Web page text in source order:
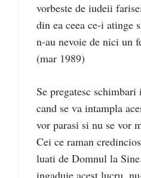
vorbeste de iudeii
din ea ceea ce-i atinge
n-au nevoie de nici un
(mar 1989)
Se pregatesc
cand se va intampla
vor parasi si nu se vor
Cei ce raman
luati de Domnul la
ingaduie acest lucru,